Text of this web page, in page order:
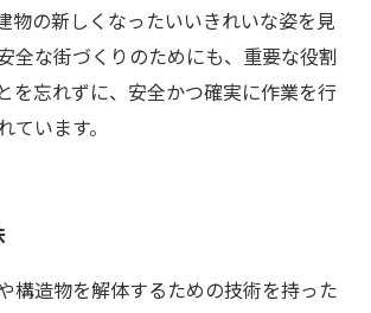
物の新しくなったいいきれいな姿を見
全な街づくりのためにも、重要な役割
を忘れずに、安全かつ確実に作業を行
ています。
構造物を解体するための技術を持った